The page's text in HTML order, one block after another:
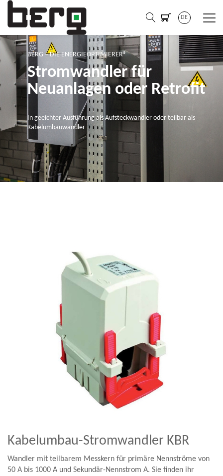
DE
BERG – DIE ENERGIEOPTIMIERER®
Stromwandler für
Neuanlagen oder Retrofit
In geeichter Ausführung als Aufsteckwandler oder teilbar als
Kabelumbauwandler
Kabelumbau-Stromwandler KBR
Wandler mit teilbarem Messkern für primäre Nennströme von
50 A bis 1000 A und Sekundär-Nennstrom A. Sie finden ihr